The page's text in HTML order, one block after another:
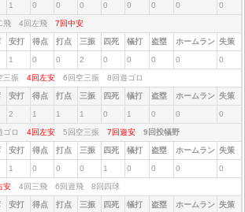
1 0 0 0 0 0 0 0 0
飛 4回左飛 7回中安
安打 得点 打点 三振 四死 犠打 盗塁 ホームラン 失策
1 0 0 2 0 0 0 0 0
三振 4回左安 6回空三振 8回遊ゴロ
安打 得点 打点 三振 四死 犠打 盗塁 ホームラン 失策
2 1 1 1 0 1 0 0 0
ゴロ 4回左安 5回空三振 7回遊安 9回投犠野
安打 得点 打点 三振 四死 犠打 盗塁 ホームラン 失策
1 0 0 0 1 0 0 0 0
安 4回三飛 6回遊飛 8回四球
安打 得点 打点 三振 四死 犠打 盗塁 ホームラン 失策